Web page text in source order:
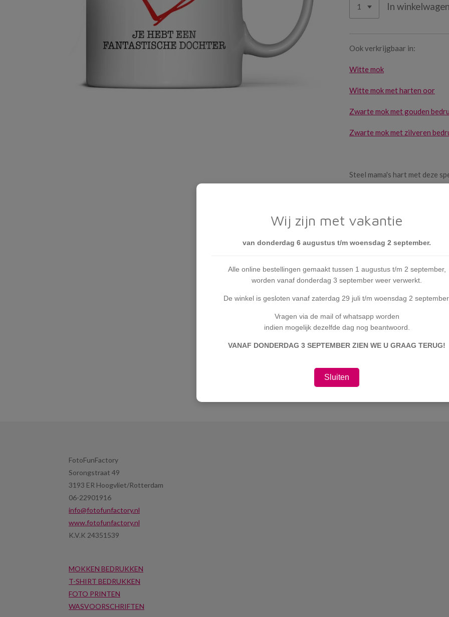
In winkelwagen
Ook verkrijgbaar in:
Witte mok
Witte mok met harten oor
Zwarte mok met gouden
Zwarte mok met zilveren
Steel mama's hart met deze
Beker met Design:Hee
Type design: Tekst,
Bedrukt aan beide kanten
Categorieën: Mokken,
Vaatwasmachine bestendig
Wij zijn met vakantie
van donderdag 6 augustus t/m woensdag 2 september.
Alle online bestellingen gemaakt tussen 1 augustus t/m 2 september,
worden vanaf donderdag 3 september weer verwerkt.
De winkel is gesloten vanaf zaterdag 29 juli t/m woensdag 2
Vragen via de mail of whatsapp worden
indien mogelijk dezelfde dag nog beantwoord.
VANAF DONDERDAG 3 SEPTEMBER ZIEN WE U GRAAG TERUG!
Sluiten
FotoFunFactory
Sorongstraat 49
3193 ER Hoogvliet/Rotterdam
06-22901916
info@fotofunfactory.nl
www.fotofunfactory.nl
K.V.K 24351539
MOKKEN BEDRUKKEN
T-SHIRT BEDRUKKEN
FOTO PRINTEN
WASVOORSCHRIFTEN